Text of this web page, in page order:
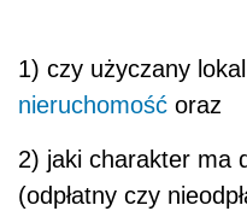
1) czy użyczany
nieruchomość oraz
2) jaki charakter ma
(odpłatny czy